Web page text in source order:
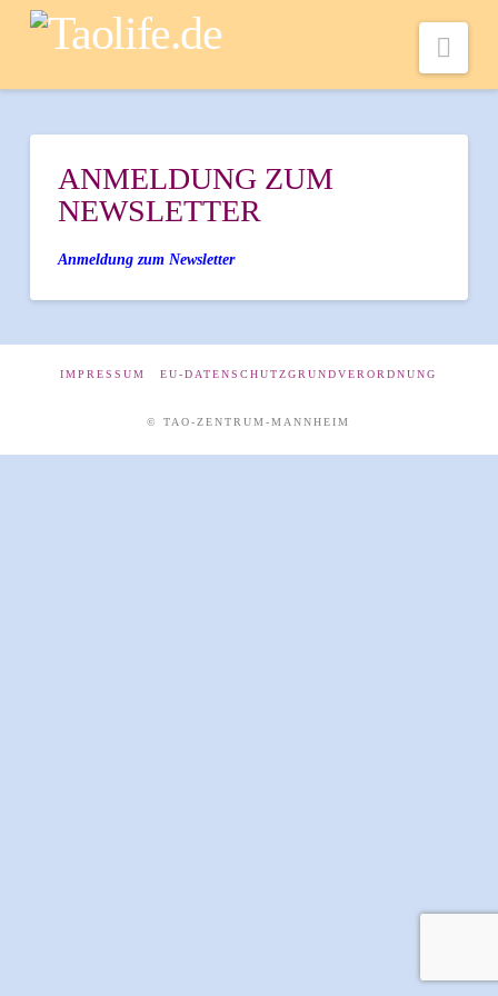
ANMELDUNG ZUM
NEWSLETTER
Anmeldung zum Newsletter
IMPRESSUM EU-DATENSCHUTZGRUNDVERORDNUNG
© TAO-ZENTRUM-MANNHEIM